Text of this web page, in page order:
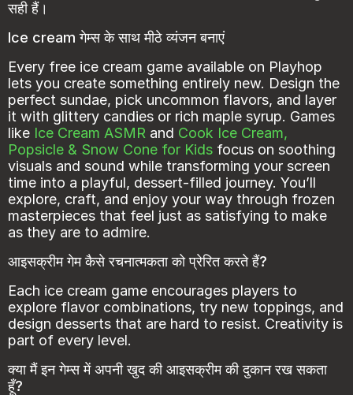
सही हैं।
Ice cream गेम्स के साथ मीठे व्यंजन बनाएं
Every free ice cream game available on Playhop
lets you create something entirely new. Design the
perfect sundae, pick uncommon flavors, and layer
it with glittery candies or rich maple syrup. Games
like Ice Cream ASMR and Cook Ice Cream,
Popsicle & Snow Cone for Kids focus on soothing
visuals and sound while transforming your screen
time into a playful, dessert-filled journey. You’ll
explore, craft, and enjoy your way through frozen
masterpieces that feel just as satisfying to make
as they are to admire.
आइसक्रीम गेम कैसे रचनात्मकता को प्रेरित करते हैं?
Each ice cream game encourages players to
explore flavor combinations, try new toppings, and
design desserts that are hard to resist. Creativity is
part of every level.
क्या मैं इन गेम्स में अपनी खुद की आइसक्रीम की दुकान रख सकता
हूँ?